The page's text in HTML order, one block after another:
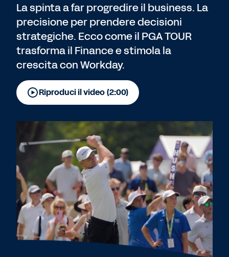
La spinta a far progredire il business. La
precisione per prendere decisioni
strategiche. Ecco come il PGA TOUR
trasforma il Finance e stimola la
crescita con Workday.
Riproduci il video (2:00)